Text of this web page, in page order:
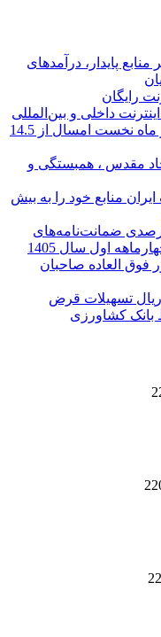
پایدار، درآمدهای
رایگان
داخلی و بین‌المللی
حق بیمه تولیدی بیمه ملت در چهار ماه نخست امسال از 14.5
مقدس ، همبستگی و
ایران منابع خود را به بیش
۷۰ درصدی منابع و ۱۳۲ درصدی ضمانت‌نامه‌های
اول سال 1405
العاده صاحبان
میلیارد ریال تسهیلات قرض
بانک کشاورزی